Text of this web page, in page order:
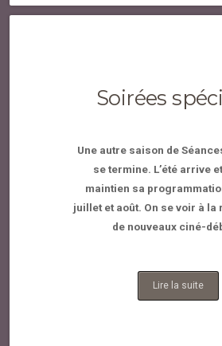
Soirées
Une autre saison de
se termine. L’été arrive
maintien sa
juillet et août. On se voir à la
de nouveaux ciné-
Lire la suite